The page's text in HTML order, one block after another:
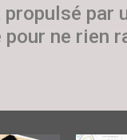
par
ne rien